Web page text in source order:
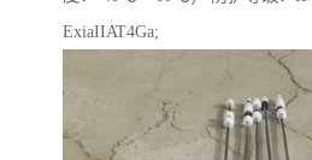
ExiaIIAT4Ga;